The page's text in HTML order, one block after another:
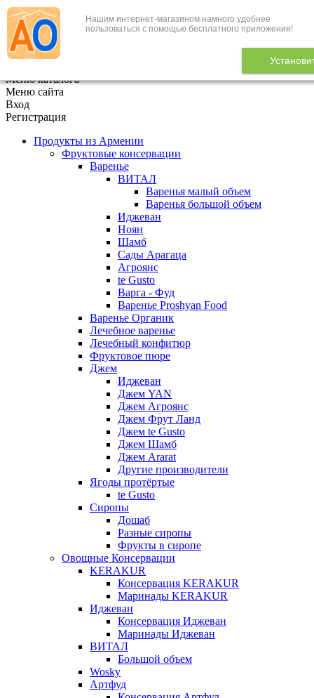
Нашим интернет-магазином намного удобнее
пользоваться с помощью бесплатного приложения!
+7 (495) 646-888-1
В корзине 0
Меню каталога
Меню сайта
Вход
Регистрация
Продукты из Армении
Фруктовые консервации
Варенье
ВИТАЛ
Варенья малый объем
Варенья большой объем
Иджеван
Ноян
Шамб
Сады Арагаца
Агроянс
te Gusto
Варга - Фуд
Варенье Proshyan Food
Варенье Органик
Лечебное варенье
Лечебный конфитюр
Фруктовое пюре
Джем
Иджеван
Джем YAN
Джем Агроянс
Джем Фрут Ланд
Джем te Gusto
Джем Шамб
Джем Ararat
Другие производители
Ягоды протёртые
te Gusto
Сиропы
Дошаб
Разные сиропы
Фрукты в сиропе
Овощные Консервации
KERAKUR
Консервация KERAKUR
Маринады KERAKUR
Иджеван
Консервация Иджеван
Маринады Иджеван
ВИТАЛ
Большой объем
Wosky
Артфуд